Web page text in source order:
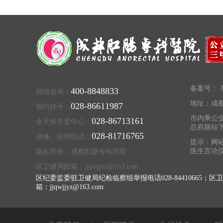
病情咨询： 400-8848833
预约挂号： 028-86611987
全天候关爱中心： 028-86713161
进修、招聘电话： 028-81716765
版权所有：成都肛肠专科医院
区卫健局邮箱：jjqwjjyz@163.com
备案号：
地址：成
市内乘公
总府路站
提示：网
医生言论
区纪委监委驻卫健局纪检临察组举报电话028-84410665；区
箱：jjqwjjyz@163.com